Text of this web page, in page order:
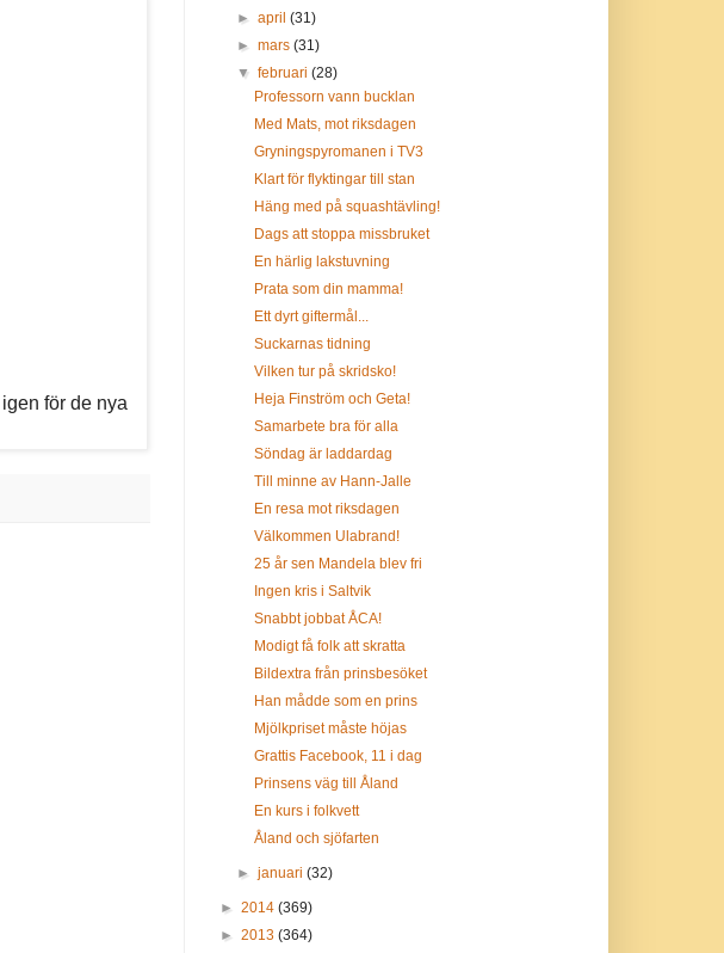
för de nya
► april (31)
► mars (31)
▼ februari (28)
Professorn vann bucklan
Med Mats, mot riksdagen
Gryningspyromanen i TV3
Klart för flyktingar till stan
Häng med på squashtävling!
Dags att stoppa missbruket
En härlig lakstuvning
Prata som din mamma!
Ett dyrt giftermål...
Suckarnas tidning
Vilken tur på skridsko!
Heja Finström och Geta!
Samarbete bra för alla
Söndag är laddardag
Till minne av Hann-Jalle
En resa mot riksdagen
Välkommen Ulabrand!
25 år sen Mandela blev fri
Ingen kris i Saltvik
Snabbt jobbat ÅCA!
Modigt få folk att skratta
Bildextra från prinsbesöket
Han mådde som en prins
Mjölkpriset måste höjas
Grattis Facebook, 11 i dag
Prinsens väg till Åland
En kurs i folkvett
Åland och sjöfarten
► januari (32)
► 2014 (369)
► 2013 (364)